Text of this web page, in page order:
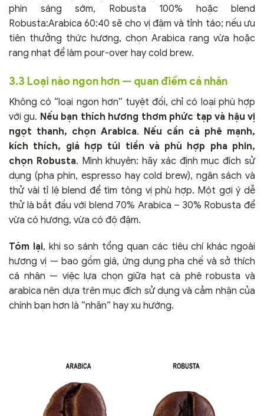
phin sáng sớm, Robusta 100% hoặc blend
Robusta:Arabica 60:40 sẽ cho vị đậm và tỉnh táo; nếu ưu
tiên thưởng thức hương, chọn Arabica rang vừa hoặc
rang nhạt để làm pour-over hay cold brew.
3.3 Loại nào ngon hơn — quan điểm cá nhân
Không có “loại ngon hơn” tuyệt đối, chỉ có loại phù hợp
với gu. Nếu bạn thích hương thơm phức tạp và hậu vị
ngọt thanh, chọn Arabica. Nếu cần cà phê mạnh,
kích thích, giá hợp túi tiền và phù hợp pha phin,
chọn Robusta. Mình khuyên: hãy xác định mục đích sử
dụng (pha phin, espresso hay cold brew), ngân sách và
thử vài tỉ lệ blend để tìm tông vị phù hợp. Một gợi ý dễ
thử là bắt đầu với blend 70% Arabica – 30% Robusta để
vừa có hương, vừa có độ đậm.
Tóm lại, khi so sánh tổng quan các tiêu chí khác ngoài
hương vị — bao gồm giá, ứng dụng pha chế và sở thích
cá nhân — việc lựa chọn giữa hạt cà phê robusta và
arabica nên dựa trên mục đích sử dụng và cảm nhận của
chính bạn hơn là “nhãn” hay xu hướng.